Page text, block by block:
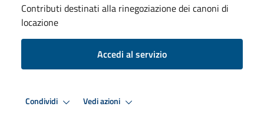
Contributi destinati alla rinegoziazione dei canoni di
locazione
Accedi al servizio
Condividi Vedi azioni